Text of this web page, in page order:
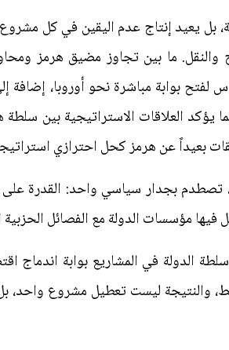
بل يعيد إنتاج عدم اليقين في كل
والنقل. ما بين تجاوز مضيق هرمز
لفتح بوابة مباشرة نحو أوروبا،
يؤكد العلاقات الاستراتيجية بين
بعيداً عن هرمز كحل احترازي
بجدار سياسي واحد: القدرة على
مؤسسات الدولة مع الفصائل الحزبية
الدولة في المشاريع بوابة اندماج
والنتيجة ليست تعطيل مشروع واحد،